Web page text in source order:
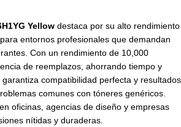
Yellow destaca por su alto rendimiento
entornos profesionales que demandan
Con un rendimiento de 10,000
de reemplazos, ahorrando tiempo y
compatibilidad perfecta y resultados
comunes con tóneres genéricos.
oficinas, agencias de diseño y empresas
nítidas y duraderas.